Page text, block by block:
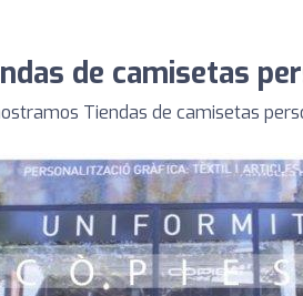
de camisetas
Tiendas de camisetas